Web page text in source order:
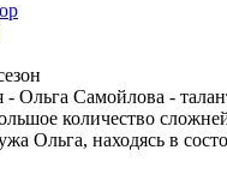
- Ольга Самойлова -
количество
Ольга, находясь в